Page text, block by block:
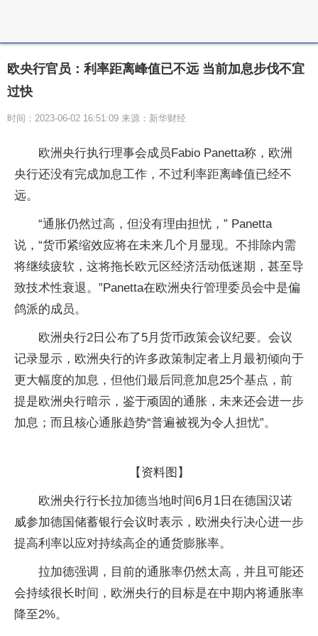
欧央行官员：利率距离峰值已不远 当前加息步伐不宜
过快
时间：2023-06-02 16:51:09 来源：新华财经
欧洲央行执行理事会成员Fabio Panetta称，欧洲
央行还没有完成加息工作，不过利率距离峰值已经不
远。
“通胀仍然过高，但没有理由担忧，” Panetta
说，“货币紧缩效应将在未来几个月显现。不排除内需
将继续疲软，这将拖长欧元区经济活动低迷期，甚至导
致技术性衰退。”Panetta在欧洲央行管理委员会中是偏
鸽派的成员。
欧洲央行2日公布了5月货币政策会议纪要。会议
记录显示，欧洲央行的许多政策制定者上月最初倾向于
更大幅度的加息，但他们最后同意加息25个基点，前
提是欧洲央行暗示，鉴于顽固的通胀，未来还会进一步
加息；而且核心通胀趋势“普遍被视为令人担忧”。
【资料图】
欧洲央行行长拉加德当地时间6月1日在德国汉诺
威参加德国储蓄银行会议时表示，欧洲央行决心进一步
提高利率以应对持续高企的通货膨胀率。
拉加德强调，目前的通胀率仍然太高，并且可能还
会持续很长时间，欧洲央行的目标是在中期内将通胀率
降至2%。